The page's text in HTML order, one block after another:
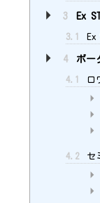
3 Ex
3.1 Ex
4 ボー
4.1 ロ
4.2 セ